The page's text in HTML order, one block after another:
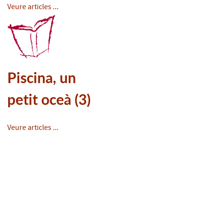
Veure articles ...
Piscina, un
petit oceà (3)
Veure articles ...